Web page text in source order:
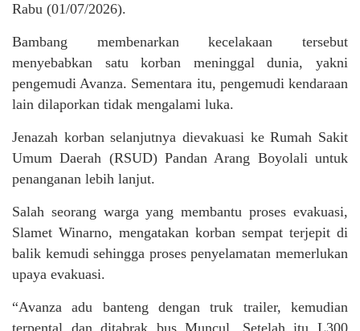
Rabu (01/07/2026).
Bambang membenarkan kecelakaan tersebut
menyebabkan satu korban meninggal dunia, yakni
pengemudi Avanza. Sementara itu, pengemudi kendaraan
lain dilaporkan tidak mengalami luka.
Jenazah korban selanjutnya dievakuasi ke Rumah Sakit
Umum Daerah (RSUD) Pandan Arang Boyolali untuk
penanganan lebih lanjut.
Salah seorang warga yang membantu proses evakuasi,
Slamet Winarno, mengatakan korban sempat terjepit di
balik kemudi sehingga proses penyelamatan memerlukan
upaya evakuasi.
“Avanza adu banteng dengan truk trailer, kemudian